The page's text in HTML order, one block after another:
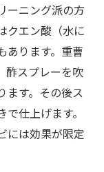
ーニング派の方
クエン酸（水に
あります。重曹
酢スプレーを吹
ます。その後ス
仕上げます。
には効果が限定